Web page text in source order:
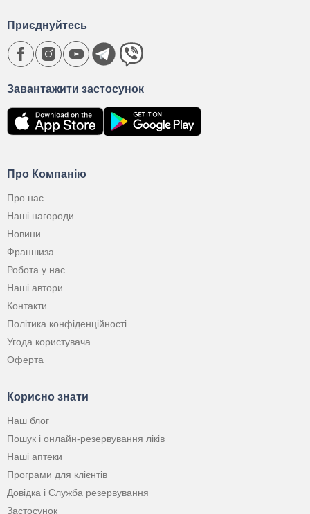
Про Компанію
Про нас
Наші нагороди
Новини
Франшиза
Робота у нас
Наші автори
Контакти
Політика конфіденційності
Угода користувача
Оферта
Корисно знати
Наш блог
Пошук і онлайн-резервування ліків
Наші аптеки
Програми для клієнтів
Довідка і Служба резервування
Застосунок
Завантажити застосунок
Приєднуйтесь